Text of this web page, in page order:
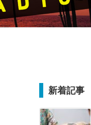
新着記事